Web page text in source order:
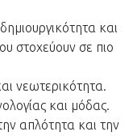
και
στοχεύουν σε πιο
νεωτερικότητα.
και μόδας.
απλότητα και την